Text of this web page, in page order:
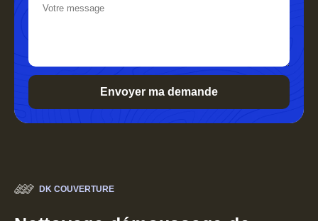
DK COUVERTURE